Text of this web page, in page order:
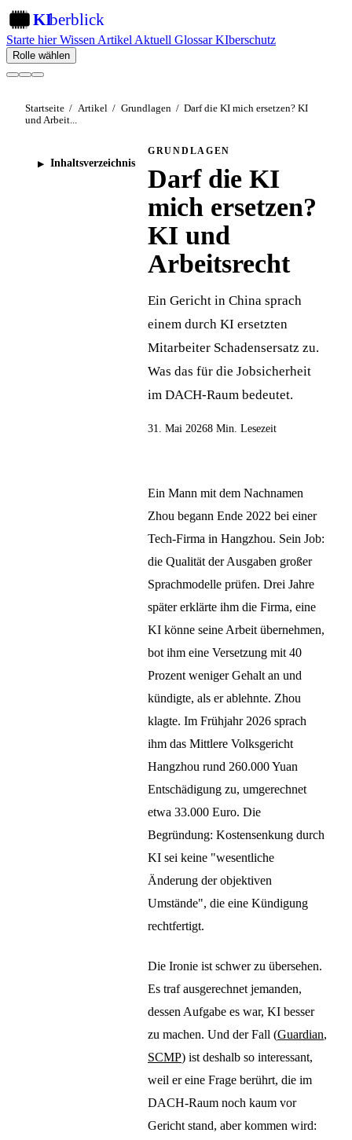
KIberblick
Starte hierWissen Artikel Aktuell GlossarKIberschutz
Rolle wählen
Startseite / Artikel / Grundlagen / Darf die KI mich ersetzen? KI
und Arbeit...
Inhaltsverzeichnis
GRUNDLAGEN
Darf die KI
mich ersetzen?
KI und
Arbeitsrecht
Ein Gericht in China sprach
einem durch KI ersetzten
Mitarbeiter Schadensersatz zu.
Was das für die Jobsicherheit
im DACH-Raum bedeutet.
31. Mai 20268 Min. Lesezeit
Ein Mann mit dem Nachnamen
Zhou begann Ende 2022 bei einer
Tech-Firma in Hangzhou. Sein Job:
die Qualität der Ausgaben großer
Sprachmodelle prüfen. Drei Jahre
später erklärte ihm die Firma, eine
KI könne seine Arbeit übernehmen,
bot ihm eine Versetzung mit 40
Prozent weniger Gehalt an und
kündigte, als er ablehnte. Zhou
klagte. Im Frühjahr 2026 sprach
ihm das Mittlere Volksgericht
Hangzhou rund 260.000 Yuan
Entschädigung zu, umgerechnet
etwa 33.000 Euro. Die
Begründung: Kostensenkung durch
KI sei keine "wesentliche
Änderung der objektiven
Umstände", die eine Kündigung
rechtfertigt.
Die Ironie ist schwer zu übersehen.
Es traf ausgerechnet jemanden,
dessen Aufgabe es war, KI besser
zu machen. Und der Fall (Guardian,
SCMP) ist deshalb so interessant,
weil er eine Frage berührt, die im
DACH-Raum noch kaum vor
Gericht stand, aber kommen wird: